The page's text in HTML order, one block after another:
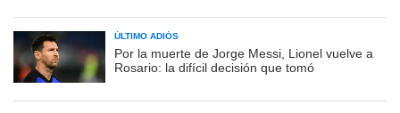
ÚLTIMO ADIÓS
Por la muerte de Jorge Messi, Lionel vuelve a
Rosario: la difícil decisión que tomó